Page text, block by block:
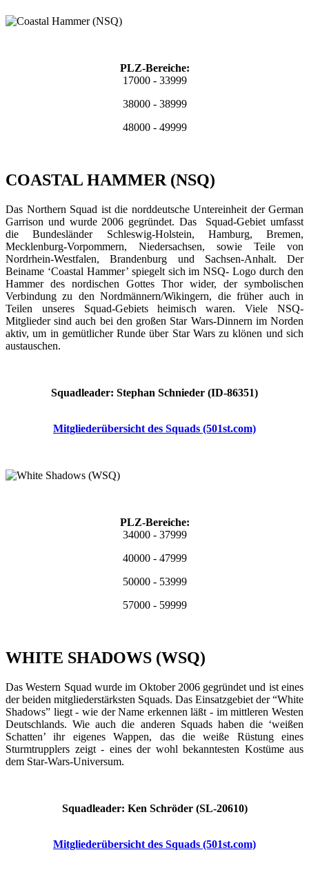
PLZ-Bereiche:
17000 - 33999
38000 - 38999
48000 - 49999
COASTAL HAMMER (NSQ)
Das Northern Squad ist die norddeutsche Untereinheit der German
Garrison und wurde 2006 gegründet. Das Squad-Gebiet umfasst
die Bundesländer Schleswig-Holstein, Hamburg, Bremen,
Mecklenburg-Vorpommern, Niedersachsen, sowie Teile von
Nordrhein-Westfalen, Brandenburg und Sachsen-Anhalt. Der
Beiname ‘Coastal Hammer’ spiegelt sich im NSQ- Logo durch den
Hammer des nordischen Gottes Thor wider, der symbolischen
Verbindung zu den Nordmännern/Wikingern, die früher auch in
Teilen unseres Squad-Gebiets heimisch waren. Viele NSQ-
Mitglieder sind auch bei den großen Star Wars-Dinnern im Norden
aktiv, um in gemütlicher Runde über Star Wars zu klönen und sich
austauschen.
Squadleader: Stephan Schnieder (ID-86351)
Mitgliederübersicht des Squads (501st.com)
PLZ-Bereiche:
34000 - 37999
40000 - 47999
50000 - 53999
57000 - 59999
WHITE SHADOWS (WSQ)
Das Western Squad wurde im Oktober 2006 gegründet und ist eines
der beiden mitgliederstärksten Squads. Das Einsatzgebiet der “White
Shadows” liegt - wie der Name erkennen läßt - im mittleren Westen
Deutschlands. Wie auch die anderen Squads haben die ‘weißen
Schatten’ ihr eigenes Wappen, das die weiße Rüstung eines
Sturmtrupplers zeigt - eines der wohl bekanntesten Kostüme aus
dem Star-Wars-Universum.
Squadleader: Ken Schröder (SL-20610)
Mitgliederübersicht des Squads (501st.com)